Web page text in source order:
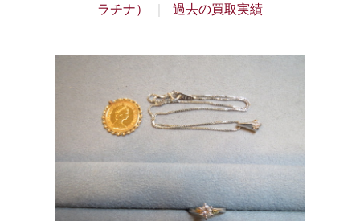
ラチナ）
過去の買取実績